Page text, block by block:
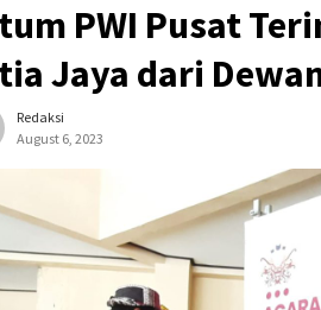
PWI Pusat
Jaya dari
Redaksi
August 6, 2023